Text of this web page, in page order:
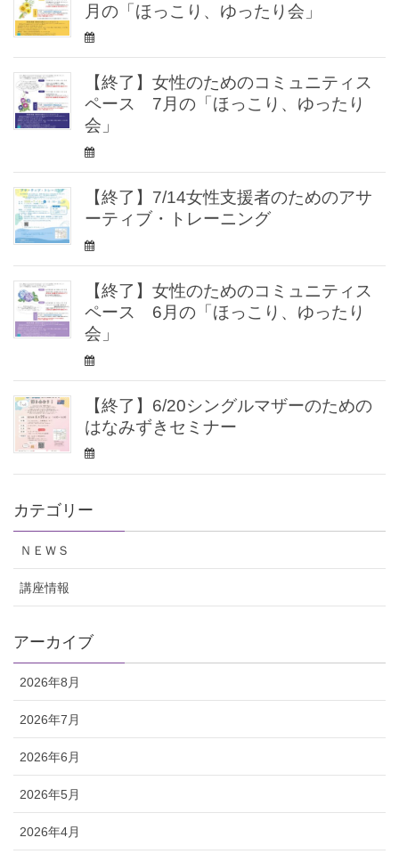
月の「ほっこり、ゆったり会」
【終了】女性のためのコミュニティス
ペース 7月の「ほっこり、ゆったり
会」
【終了】7/14女性支援者のためのアサ
ーティブ・トレーニング
【終了】女性のためのコミュニティス
ペース 6月の「ほっこり、ゆったり
会」
【終了】6/20シングルマザーのための
はなみずきセミナー
カテゴリー
ＮＥＷＳ
講座情報
アーカイブ
2026年8月
2026年7月
2026年6月
2026年5月
2026年4月